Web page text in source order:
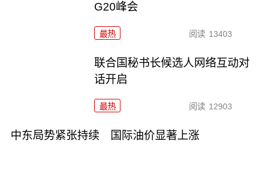
G20峰会
最热 阅读 13403
联合国秘书长候选人网络互动对
话开启
最热 阅读 12903
中东局势紧张持续 国际油价显著上涨